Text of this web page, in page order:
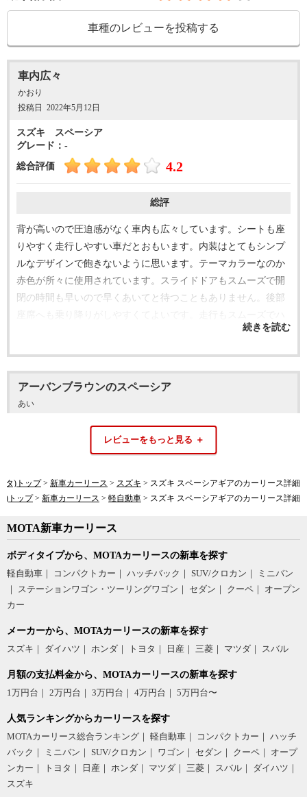
車種のレビューを投稿する
車内広々
かおり
投稿日
2022年5月12日
スズキ スペーシア
グレード：-
総合評価
4.2
総評
背が高いので圧迫感がなく車内も広々しています。シートも座
りやすく走行しやすい車だとおもいます。内装はとてもシンプ
ルなデザインで飽きないように思います。テーマカラーなのか
赤色が所々に使用されています。スライドドアもスムーズで開
閉の時間も早いので早くあいてと待つこともありません。後部
イブリットなので静かに走行でき、振動もあまり感じません。
良かった点
背が高いので空間が広くて居心地が良いです。チャイルドシー
トを後部座席においていますが広々としていて圧迫感がなくて
よいです。コンパクトで小回りもきくので狭い道でも安心して
えて良かったとおもいます。ホイールもスペーシアのコンセプ
トに合っていて交換しなくても高級感を感じることができま
やすいです。
助手席前の収納がプラスティック感がかなりつよいので内装は
かを置くことも難しくもう少し考え設計してほしいなとおもい
ます。助手席下に収納ありますが使用頻度はほとんどありませ
きますが温度は調節できないので真夏はぬるくて余計に暑く感
じてしまいます。あと送風する音がとてもうるさいです。車線
を越えるとアラームでお知らせしてくれますが音がうるさいで
アーバンブラウンのスペーシア
あい
グレード：660 X リミテッド
総合評価
3.5
色が好きで購入しました。
その時、出ていた新車で1番外観、性能がよかったです。シート
ヒーター、スライドドアが付いているのが1番の決め手でした。
子供たちもスライドドアになってとても喜んでいました。隣の
たことはないです。まぁ普通かなといった感じです。乗り心地
は後ろはあまり良くはなさそうですね。風が強い日は車がかな
良かった点
小さい子供がいるのでスライドドアはやっぱりいいなと思いま
した。ブレーキサポートも付いているのでぶつかりそうになる
と止まってくれます。後ろに日除けのカーテンも付いているの
で夏や、子供が眩しそうな時は便利です。
前の2シートにはシートヒーターが付いているので冬はいつも使
ママが乗るにはぴったり
あゆにゃ
2022年5月12日
スズキ スペーシア
グレード：-
総合評価
タ)トップ 新車カーリース スズキ
スズキ スペーシアギアのカーリース詳細
)トップ
新車カーリース 軽自動車 スズキ スペーシアギアのカーリース詳細
MOTA新車カーリース
ボディタイプから、MOTAカーリースの新車を探す
軽自動車
コンパクトカー ハッチバック SUV/クロカン
ミニバン
ステーションワゴン・ツーリングワゴン
セダン クーペ
オープン
カー
メーカーから、MOTAカーリースの新車を探す
スズキ
ダイハツ ホンダ トヨタ 日産 三菱 マツダ スバル
月額の支払料金から、MOTAカーリースの新車を探す
1万円台
2万円台 3万円台 4万円台 5万円台〜
人気ランキングからカーリースを探す
MOTAカーリース総合ランキング
軽自動車 コンパクトカー
ハッチ
バック
ミニバン SUV/クロカン ワゴン セダン クーペ
オープ
ンカー
トヨタ 日産 ホンダ マツダ 三菱 スバル
ダイハツ
スズキ